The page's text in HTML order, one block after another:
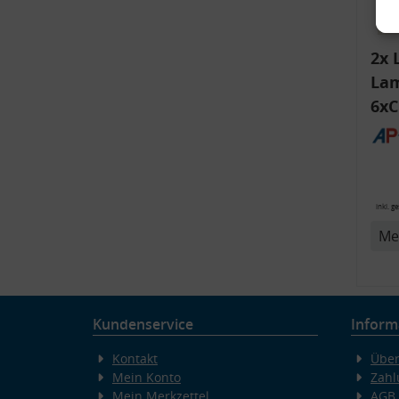
2x
inkl.
Kundenservice
Kontakt
Mein Konto